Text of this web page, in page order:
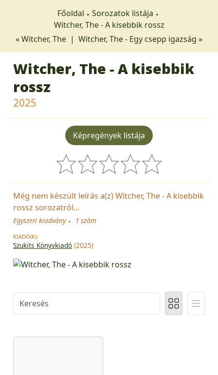
Főoldal
Sorozatok listája
Witcher, The - A kisebbik rossz
« Witcher, The | Witcher, The - Egy csepp igazság »
Witcher, The - A kisebbik
rossz
2025
Képregények listája
Még nem készült leírás a(z) Witcher, The - A kisebbik
rossz sorozatról...
Egyszeri kiadvány 1 szám
KIADÓ(K):
Szukits Könyvkiadó (2025)